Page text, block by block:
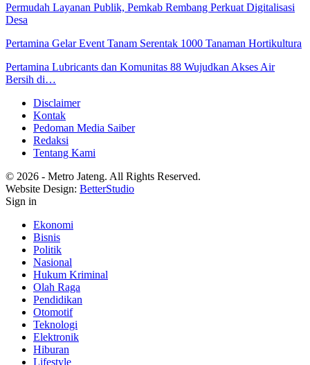
Permudah Layanan Publik, Pemkab Rembang Perkuat Digitalisasi
Desa
Pertamina Gelar Event Tanam Serentak 1000 Tanaman Hortikultura
Pertamina Lubricants dan Komunitas 88 Wujudkan Akses Air
Bersih di…
Disclaimer
Kontak
Pedoman Media Saiber
Redaksi
Tentang Kami
© 2026 - Metro Jateng. All Rights Reserved.
Website Design: BetterStudio
Sign in
Ekonomi
Bisnis
Politik
Nasional
Hukum Kriminal
Olah Raga
Pendidikan
Otomotif
Teknologi
Elektronik
Hiburan
Lifestyle